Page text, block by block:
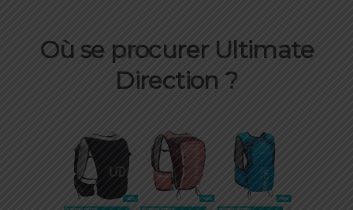
Où se procurer Ultimate
Direction ?